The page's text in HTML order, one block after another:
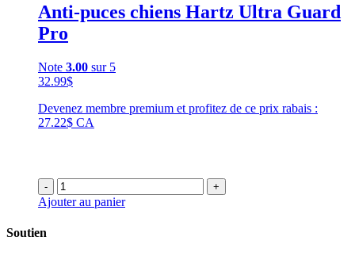
Anti-puces chiens Hartz Ultra Guard
Pro
Note 3.00 sur 5
32.99$
Devenez membre premium et profitez de ce prix rabais :
27.22$ CA
- +
Ajouter au panier
Soutien